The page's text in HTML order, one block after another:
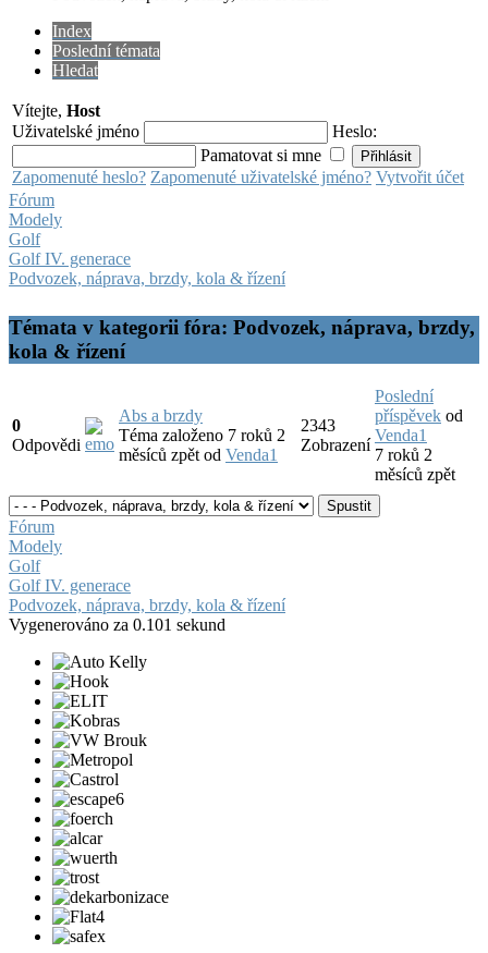
Index
Poslední témata
Hledat
Vítejte, Host
Uživatelské jméno
Heslo:
Pamatovat si mne
Zapomenuté heslo? Zapomenuté uživatelské jméno? Vytvořit účet
Fórum
Modely
Golf
Golf IV. generace
Podvozek, náprava, brzdy, kola & řízení
Témata v kategorii fóra: Podvozek, náprava, brzdy,
kola & řízení
0
Odpovědi
Abs a brzdy
Téma založeno 7 roků 2
měsíců zpětod Venda1
2343
Zobrazení
Poslední
příspěvek od
Venda1
7 roků 2
měsíců zpět
Fórum
Modely
Golf
Golf IV. generace
Podvozek, náprava, brzdy, kola & řízení
Vygenerováno za 0.101 sekund